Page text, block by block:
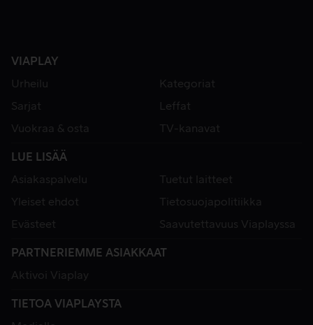
VIAPLAY
Urheilu
Kategoriat
Sarjat
Leffat
Vuokraa & osta
TV-kanavat
LUE LISÄÄ
Asiakaspalvelu
Tuetut laitteet
Yleiset ehdot
Tietosuojapolitiikka
Evästeet
Saavutettavuus Viaplayssa
PARTNERIEMME ASIAKKAAT
Aktivoi Viaplay
TIETOA VIAPLAYSTA